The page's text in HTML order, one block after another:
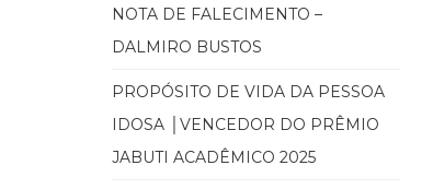
NOTA DE FALECIMENTO –
DALMIRO BUSTOS
PROPÓSITO DE VIDA DA PESSOA
IDOSA │VENCEDOR DO PRÊMIO
JABUTI ACADÊMICO 2025